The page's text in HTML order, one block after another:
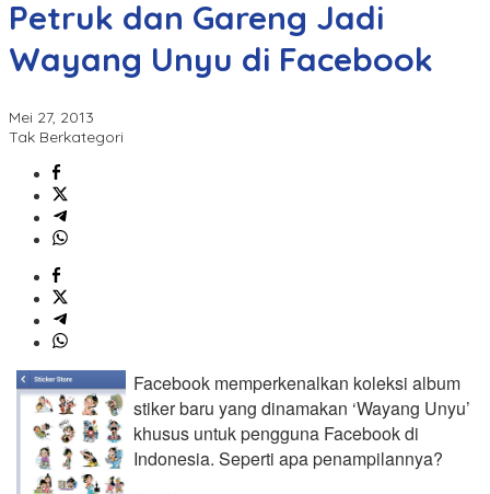
Petruk dan Gareng Jadi
Wayang Unyu di Facebook
Mei 27, 2013
Tak Berkategori
Facebook memperkenalkan koleksi album
stiker baru yang dinamakan ‘Wayang Unyu’
khusus untuk pengguna Facebook di
Indonesia. Seperti apa penampilannya?